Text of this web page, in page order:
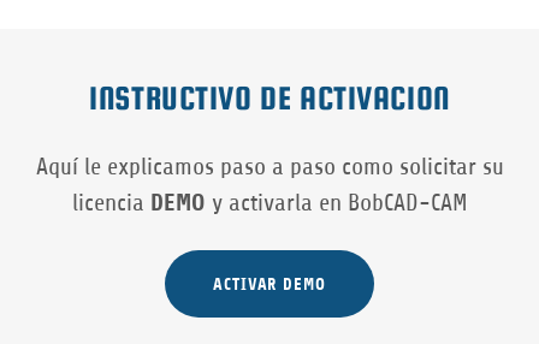
INSTRUCTIVO DE ACTIVACION
Aquí le explicamos paso a paso como solicitar su
licencia DEMO y activarla en BobCAD-CAM
ACTIVAR DEMO